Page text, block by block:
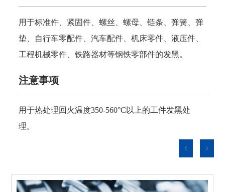
用于标准件、紧固件、螺丝、螺母、链条、弹簧、弹
垫、自行车零配件、汽车配件、机床零件、液压件、
工程机械零件、铁路器材等钢铁零部件的发黑。
注意事项
用于热处理回火温度350-560°C以上的工件发黑处
理。